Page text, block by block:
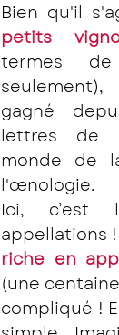
Bien qu'il
petits
termes
gagné
lettres de
monde de
l'œnologie.
Ici, c’est
appellations
riche en
(une
compliqué !